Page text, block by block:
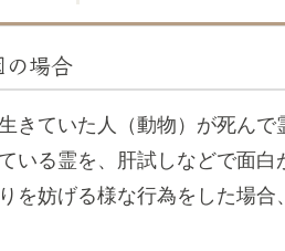
の場合
きていた人（動物）が死ん
いる霊を、肝試しなどで面
を妨げる様な行為をした場